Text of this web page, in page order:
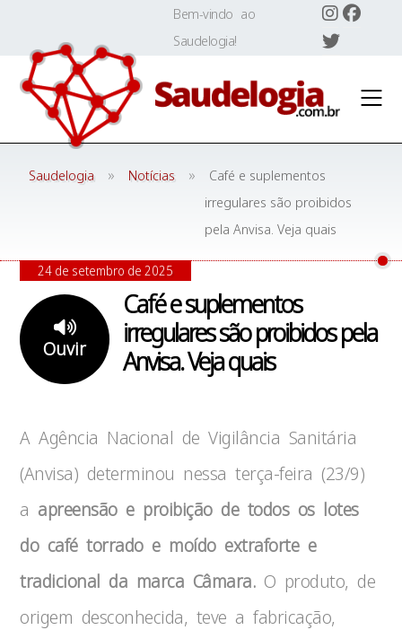
content
Bem-vindo ao
Saudelogia!
Saudelogia » Notícias »
Café e suplementos
irregulares são proibidos
pela Anvisa. Veja quais
Café e suplementos
irregulares são proibidos pela
Anvisa. Veja quais
Ouvir
24 de setembro de 2025
A Agência Nacional de Vigilância Sanitária
(Anvisa) determinou nessa terça-feira (23/9)
a apreensão e proibição de todos os lotes
do café torrado e moído extraforte e
tradicional da marca Câmara.O produto, de
origem desconhecida, teve a fabricação,